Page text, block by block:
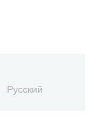
Русский